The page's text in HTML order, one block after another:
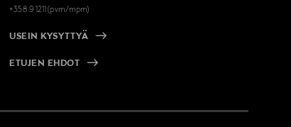
+358 9 1211(pvm/mpm)
USEIN KYSYTTYÄ
ETUJEN EHDOT